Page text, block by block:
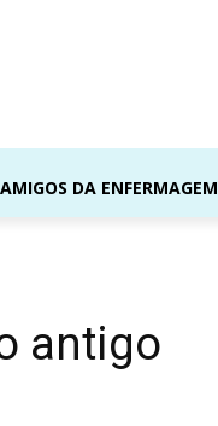
AMIGOS DA ENFERMAGEM
antigo